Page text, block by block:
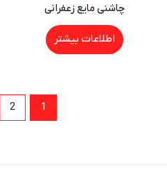
چاشنی مایع زعفرانی
اطلاعات بیشتر
1
2